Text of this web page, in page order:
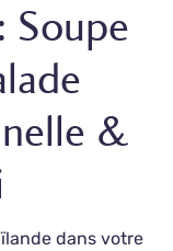
Soupe
&
dans votre